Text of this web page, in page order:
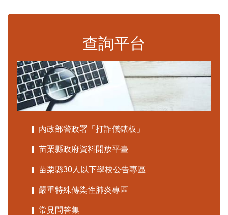
查詢平台
內政部警政署「打詐儀錶板」
苗栗縣政府資料開放平臺
苗栗縣30人以下學校公告專區
嚴重特殊傳染性肺炎專區
常見問答集